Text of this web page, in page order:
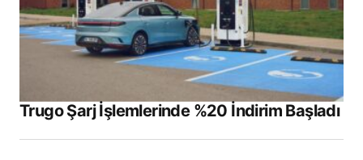
Trugo Şarj İşlemlerinde %20 İndirim Başladı